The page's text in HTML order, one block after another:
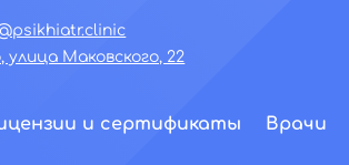
Маковского, 22
и сертификаты Врачи